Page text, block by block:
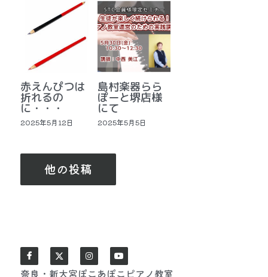
赤えんぴつは
折れるの
に・・・
2025年5月12日
島村楽器らら
ぽーと堺店様
にて
2025年5月5日
他の投稿
奈良・新大宮ぽこあぽこピアノ教室